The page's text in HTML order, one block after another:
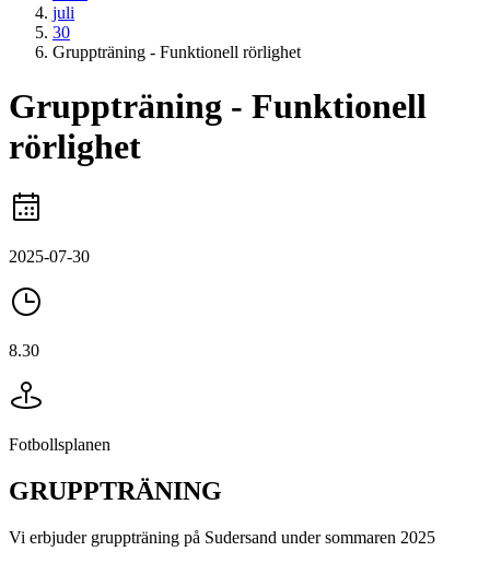
juli
30
Gruppträning - Funktionell rörlighet
Gruppträning - Funktionell
rörlighet
2025-07-30
8.30
Fotbollsplanen
GRUPPTRÄNING
Vi erbjuder gruppträning på Sudersand under sommaren 2025